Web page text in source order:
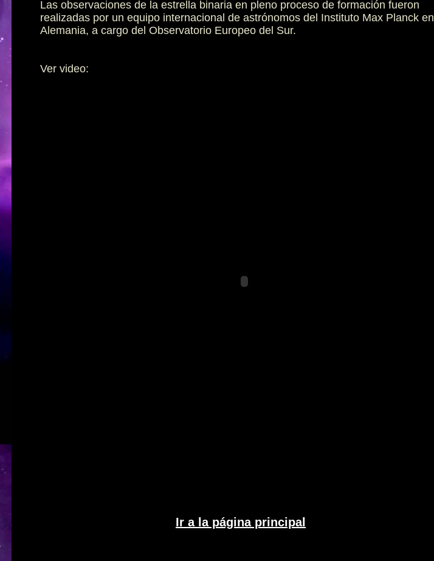
Ir a la página principal
Las observaciones de la estrella binaria en pleno proceso de formación fueron
realizadas por un equipo internacional de astrónomos del Instituto Max Planck en
Alemania, a cargo del Observatorio Europeo del Sur.
Ver video: